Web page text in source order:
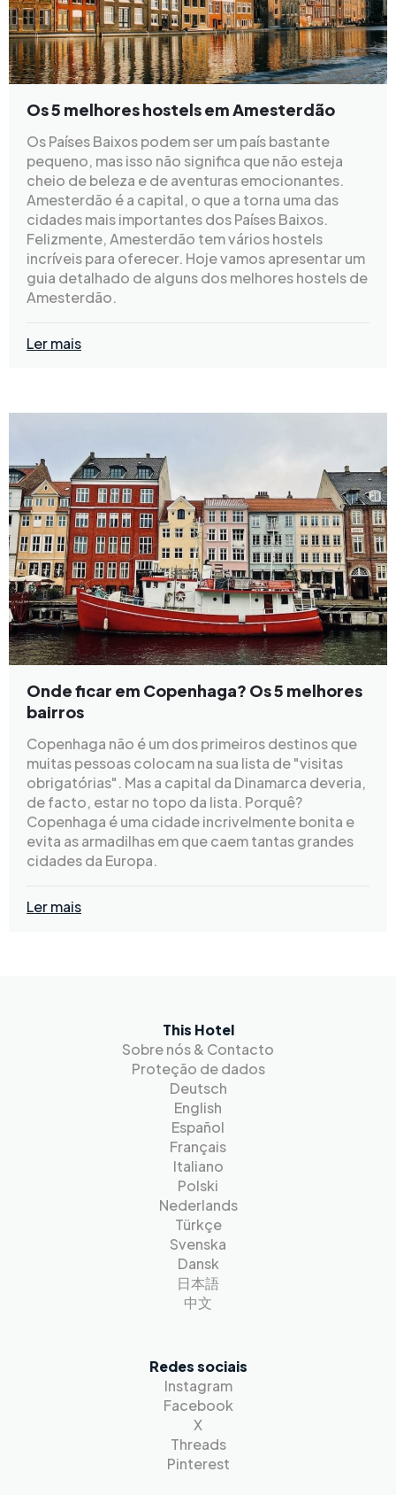
Os 5 melhores hostels em Amesterdão
Os Países Baixos podem ser um país bastante
pequeno, mas isso não significa que não esteja
cheio de beleza e de aventuras emocionantes.
Amesterdão é a capital, o que a torna uma das
cidades mais importantes dos Países Baixos.
Felizmente, Amesterdão tem vários hostels
incríveis para oferecer. Hoje vamos apresentar um
guia detalhado de alguns dos melhores hostels de
Amesterdão.
Ler mais
Onde ficar em Copenhaga? Os 5 melhores
bairros
Copenhaga não é um dos primeiros destinos que
muitas pessoas colocam na sua lista de "visitas
obrigatórias". Mas a capital da Dinamarca deveria,
de facto, estar no topo da lista. Porquê?
Copenhaga é uma cidade incrivelmente bonita e
evita as armadilhas em que caem tantas grandes
cidades da Europa.
Ler mais
This Hotel
Sobre nós & Contacto
Proteção de dados
Deutsch
English
Español
Français
Italiano
Polski
Nederlands
Türkçe
Svenska
Dansk
日本語
中文
Redes sociais
Instagram
Facebook
X
Threads
Pinterest